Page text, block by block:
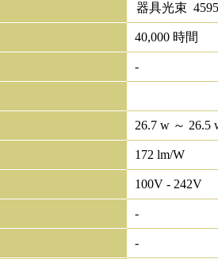
器具光束
40,000 時間
-
26.7 w ～ 26.5
172 lm/W
100V - 242V
-
-